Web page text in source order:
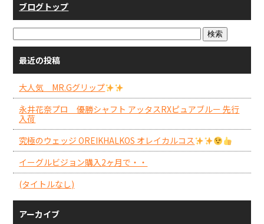
ブログトップ
最近の投稿
大人気 MR.Gグリップ
永井花奈プロ 優勝シャフト アッタスRXピュアブルー 先行
入荷
究極のウェッジ OREIKHALKOS オレイカルコス
イーグルビジョン購入2ヶ月で・・
(タイトルなし)
アーカイブ